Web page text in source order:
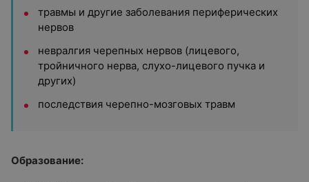
травмы и другие заболевания периферических
нервов
невралгия черепных нервов (лицевого,
тройничного нерва, слухо-лицевого пучка и
других)
последствия черепно-мозговых травм
Образование: